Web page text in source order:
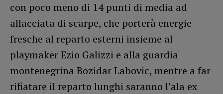
con poco meno di 14 punti di media ad
allacciata di scarpe, che porterà energie
fresche al reparto esterni insieme al
playmaker Ezio Galizzi e alla guardia
montenegrina Bozidar Labovic, mentre a far
rifiatare il reparto lunghi saranno l’ala ex